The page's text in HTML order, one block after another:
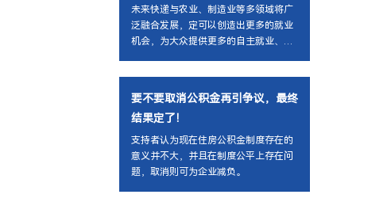
未来快递与农业、制造业等多领域将广
泛融合发展，定可以创造出更多的就业
机会，为大众提供更多的自主就业、创
要不要取消公积金再引争议，最终
结果定了！
支持者认为现在住房公积金制度存在的
意义并不大，并且在制度公平上存在问
题，取消则可为企业减负。